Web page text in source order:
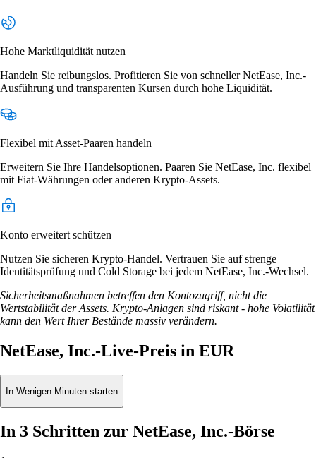
Hohe Marktliquidität nutzen
Handeln Sie reibungslos. Profitieren Sie von schneller NetEase, Inc.-
Ausführung und transparenten Kursen durch hohe Liquidität.
Flexibel mit Asset-Paaren handeln
Erweitern Sie Ihre Handelsoptionen. Paaren Sie NetEase, Inc. flexibel
mit Fiat-Währungen oder anderen Krypto-Assets.
Konto erweitert schützen
Nutzen Sie sicheren Krypto-Handel. Vertrauen Sie auf strenge
Identitätsprüfung und Cold Storage bei jedem NetEase, Inc.-Wechsel.
Sicherheitsmaßnahmen betreffen den Kontozugriff, nicht die
Wertstabilität der Assets. Krypto-Anlagen sind riskant - hohe Volatilität
kann den Wert Ihrer Bestände massiv verändern.
NetEase, Inc.-Live-Preis in EUR
In Wenigen Minuten starten
In 3 Schritten zur NetEase, Inc.-Börse